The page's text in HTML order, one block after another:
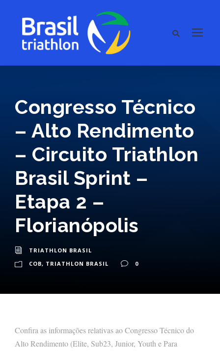
Congresso Técnico
– Alto Rendimento
– Circuito Triathlon
Brasil Sprint –
Etapa 2 –
Florianópolis
TRIATHLON BRASIL
COB, TRIATHLON BRASIL 0
Confira as informações relativas ao Congresso Técnico do
Alto Rendimento (Elite, Sub23, Junior, Youth e Para